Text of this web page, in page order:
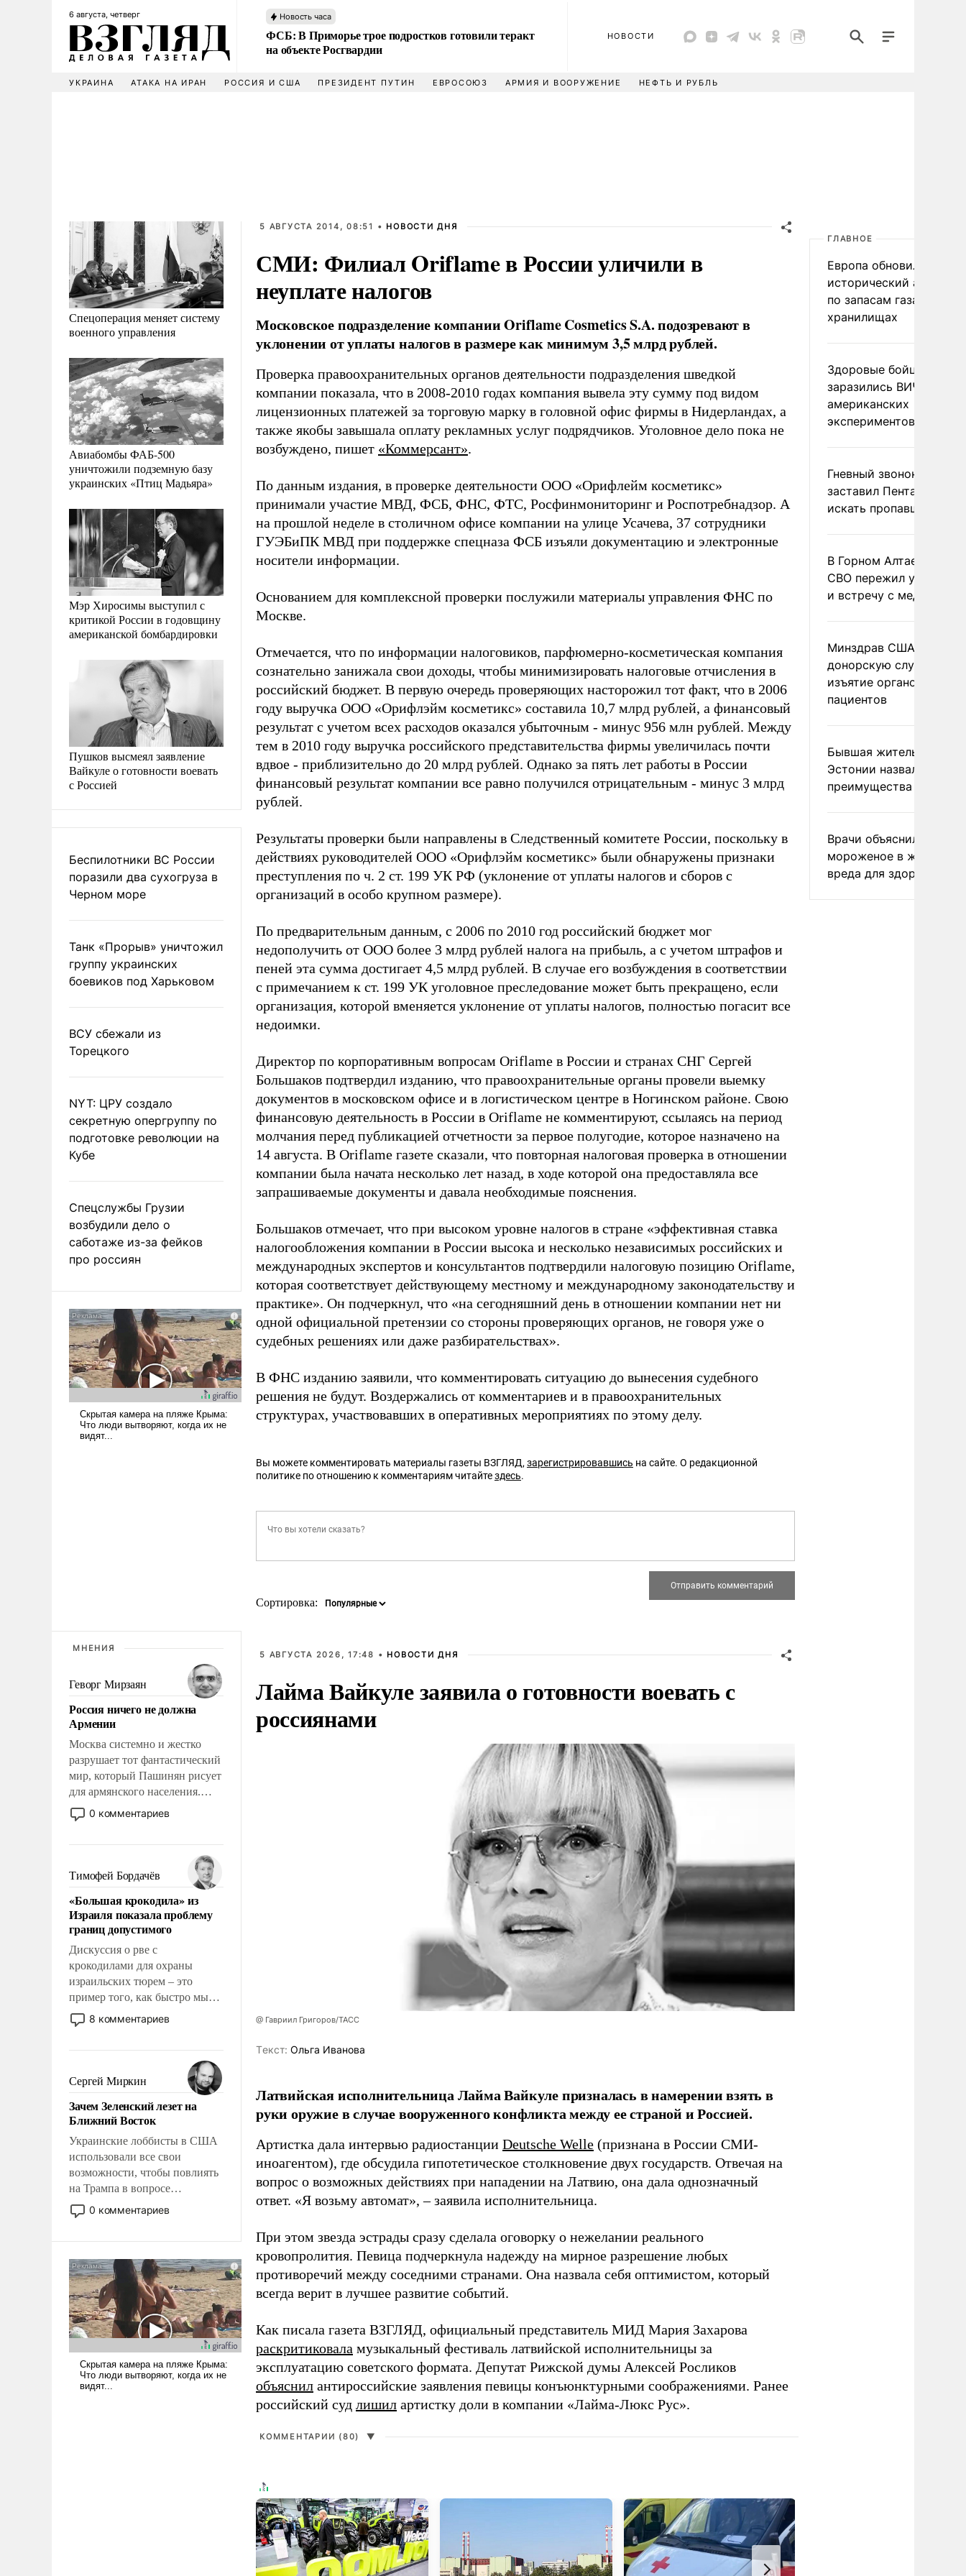
6 августа, четверг Новость часа
ФСБ: В Приморье трое подростков готовили теракт
на объекте Росгвардии
НОВОСТИ
УКРАИНА АТАКА НА ИРАН РОССИЯ И США ПРЕЗИДЕНТ ПУТИН ЕВРОСОЮЗ АРМИЯ И ВООРУЖЕНИЕ НЕФТЬ И РУБЛЬ
Спецоперация меняет систему
военного управления
Авиабомбы ФАБ-500
уничтожили подземную базу
украинских «Птиц Мадьяра»
Мэр Хиросимы выступил с
критикой России в годовщину
американской бомбардировки
Пушков высмеял заявление
Вайкуле о готовности воевать
с Россией
Беспилотники ВС России
поразили два сухогруза в
Черном море
Танк «Прорыв» уничтожил
группу украинских
боевиков под Харьковом
ВСУ сбежали из
Торецкого
NYT: ЦРУ создало
секретную опергруппу по
подготовке революции на
Кубе
Спецслужбы Грузии
возбудили дело о
саботаже из-за фейков
про россиян
МНЕНИЯ
Геворг Мирзаян
Россия ничего не должна
Армении
Москва системно и жестко
разрушает тот фантастический
мир, который Пашинян рисует
для армянского населения.
Мир, где этому населению все
должны просто по
политические прожекты будут
беспрекословно оплачиваться
за счет российских
налогоплательщиков, и где за
свои поступки не нужно
отвечать.
0 комментариев
Тимофей Бордачёв
«Большая крокодила» из
Израиля показала проблему
границ допустимого
Дискуссия о рве с
крокодилами для охраны
израильских тюрем – это
пример того, как быстро мы
двигаемся по пути
революционных изменений.
псевдонаучной фантастики,
стало всерьез обсуждаемой
идеей.
8 комментариев
Сергей Миркин
Зачем Зеленский лезет на
Ближний Восток
Украинские лоббисты в США
использовали все свои
возможности, чтобы повлиять
на Трампа в вопросе
предоставления вооружений
своим нанимателям. Вероятно,
голову мысль: хорошо бы
продемонстрировать, что
Украина вступила в
вооруженное противостояние
с Ираном.
0 комментариев
5 АВГУСТА 2014, 08:51 • НОВОСТИ ДНЯ
СМИ: Филиал Oriflame в России уличили в
неуплате налогов
Московское подразделение компании Oriflame Cosmetics S.A. подозревают в
уклонении от уплаты налогов в размере как минимум 3,5 млрд рублей.
Проверка правоохранительных органов деятельности подразделения шведкой
компании показала, что в 2008-2010 годах компания вывела эту сумму под видом
лицензионных платежей за торговую марку в головной офис фирмы в Нидерландах, а
также якобы завышала оплату рекламных услуг подрядчиков. Уголовное дело пока не
возбуждено, пишет «Коммерсант».
По данным издания, в проверке деятельности ООО «Орифлейм косметикс»
принимали участие МВД, ФСБ, ФНС, ФТС, Росфинмониторинг и Роспотребнадзор. А
на прошлой неделе в столичном офисе компании на улице Усачева, 37 сотрудники
ГУЭБиПК МВД при поддержке спецназа ФСБ изъяли документацию и электронные
носители информации.
Основанием для комплексной проверки послужили материалы управления ФНС по
Москве.
Отмечается, что по информации налоговиков, парфюмерно-косметическая компания
сознательно занижала свои доходы, чтобы минимизировать налоговые отчисления в
российский бюджет. В первую очередь проверяющих насторожил тот факт, что в 2006
году выручка ООО «Орифлэйм косметикс» составила 10,7 млрд рублей, а финансовый
результат с учетом всех расходов оказался убыточным - минус 956 млн рублей. Между
тем в 2010 году выручка российского представительства фирмы увеличилась почти
вдвое - приблизительно до 20 млрд рублей. Однако за пять лет работы в России
финансовый результат компании все равно получился отрицательным - минус 3 млрд
рублей.
Результаты проверки были направлены в Следственный комитете России, поскольку в
действиях руководителей ООО «Орифлэйм косметикс» были обнаружены признаки
преступления по ч. 2 ст. 199 УК РФ (уклонение от уплаты налогов и сборов с
организаций в особо крупном размере).
По предварительным данным, с 2006 по 2010 год российский бюджет мог
недополучить от ООО более 3 млрд рублей налога на прибыль, а с учетом штрафов и
пеней эта сумма достигает 4,5 млрд рублей. В случае его возбуждения в соответствии
с примечанием к ст. 199 УК уголовное преследование может быть прекращено, если
организация, которой вменяется уклонение от уплаты налогов, полностью погасит все
недоимки.
Директор по корпоративным вопросам Oriflame в России и странах СНГ Сергей
Большаков подтвердил изданию, что правоохранительные органы провели выемку
документов в московском офисе и в логистическом центре в Ногинском районе. Свою
финансовую деятельность в России в Oriflame не комментируют, ссылаясь на период
молчания перед публикацией отчетности за первое полугодие, которое назначено на
14 августа. В Oriflame газете сказали, что повторная налоговая проверка в отношении
компании была начата несколько лет назад, в ходе которой она предоставляла все
запрашиваемые документы и давала необходимые пояснения.
Большаков отмечает, что при высоком уровне налогов в стране «эффективная ставка
налогообложения компании в России высока и несколько независимых российских и
международных экспертов и консультантов подтвердили налоговую позицию Oriflame,
которая соответствует действующему местному и международному законодательству и
практике». Он подчеркнул, что «на сегодняшний день в отношении компании нет ни
одной официальной претензии со стороны проверяющих органов, не говоря уже о
судебных решениях или даже разбирательствах».
В ФНС изданию заявили, что комментировать ситуацию до вынесения судебного
решения не будут. Воздержались от комментариев и в правоохранительных
структурах, участвовавших в оперативных мероприятиях по этому делу.
Вы можете комментировать материалы газеты ВЗГЛЯД, зарегистрировавшись на сайте. О редакционной
политике по отношению к комментариям читайтездесь.
Сортировка:
5 АВГУСТА 2026, 17:48 • НОВОСТИ ДНЯ
Лайма Вайкуле заявила о готовности воевать с
россиянами
@ Гавриил Григоров/ТАСС
Tекст: Ольга Иванова
Латвийская исполнительница Лайма Вайкуле призналась в намерении взять в
руки оружие в случае вооруженного конфликта между ее страной и Россией.
Артистка дала интервью радиостанции Deutsche Welle (признана в России СМИ-
иноагентом), где обсудила гипотетическое столкновение двух государств. Отвечая на
вопрос о возможных действиях при нападении на Латвию, она дала однозначный
ответ. «Я возьму автомат», – заявила исполнительница.
При этом звезда эстрады сразу сделала оговорку о нежелании реального
кровопролития. Певица подчеркнула надежду на мирное разрешение любых
противоречий между соседними странами. Она назвала себя оптимистом, который
всегда верит в лучшее развитие событий.
Как писала газета ВЗГЛЯД, официальный представитель МИД Мария Захарова
раскритиковала музыкальный фестиваль латвийской исполнительницы за
эксплуатацию советского формата. Депутат Рижской думы Алексей Росликов
объяснил антироссийские заявления певицы конъюнктурными соображениями. Ранее
российский суд лишил артистку доли в компании «Лайма-Люкс Рус».
КОММЕНТАРИИ (80) ▼
ГЛАВНОЕ
Европа обновила
исторический
по запасам газа в
хранилищах
Здоровые бойцы ВСУ
заразились ВИЧ после
американских
экспериментов
Гневный звонок Трампа
заставил Пентагон
искать пропавшие
В Горном Алтае
СВО пережил удар
и встречу с медведем
Минздрав США закрыл
донорскую службу за
изъятие органов живых
пациентов
Бывшая жительница
Эстонии назвала
преимущества России
Врачи объяснили, как
мороженое в жару без
вреда для здоровья